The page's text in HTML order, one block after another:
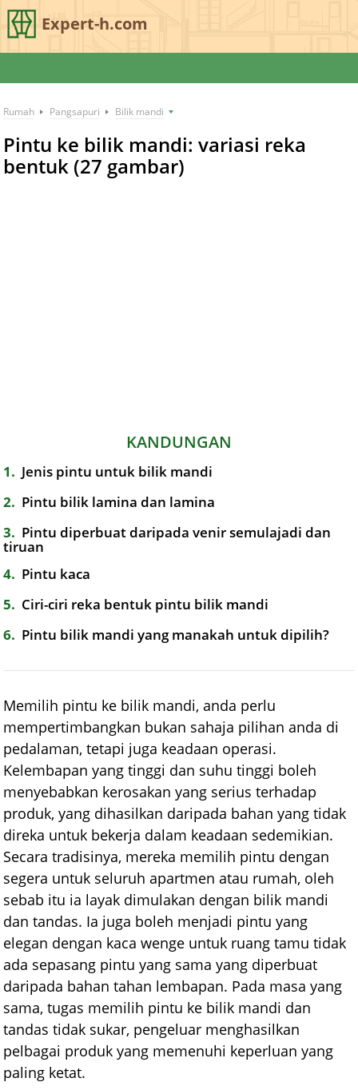
Expert-h.com
Rumah Pangsapuri Bilik mandi
Pintu ke bilik mandi: variasi reka
bentuk (27 gambar)
KANDUNGAN
1
Jenis pintu untuk bilik mandi
2
Pintu bilik lamina dan lamina
3
Pintu diperbuat daripada venir semulajadi dan
tiruan
4
Pintu kaca
5
Ciri-ciri reka bentuk pintu bilik mandi
6
Pintu bilik mandi yang manakah untuk dipilih?
Memilih pintu ke bilik mandi, anda perlu
mempertimbangkan bukan sahaja pilihan anda di
pedalaman, tetapi juga keadaan operasi.
Kelembapan yang tinggi dan suhu tinggi boleh
menyebabkan kerosakan yang serius terhadap
produk, yang dihasilkan daripada bahan yang tidak
direka untuk bekerja dalam keadaan sedemikian.
Secara tradisinya, mereka memilih pintu dengan
segera untuk seluruh apartmen atau rumah, oleh
sebab itu ia layak dimulakan dengan bilik mandi
dan tandas. Ia juga boleh menjadi pintu yang
elegan dengan kaca wenge untuk ruang tamu tidak
ada sepasang pintu yang sama yang diperbuat
daripada bahan tahan lembapan. Pada masa yang
sama, tugas memilih pintu ke bilik mandi dan
tandas tidak sukar, pengeluar menghasilkan
pelbagai produk yang memenuhi keperluan yang
paling ketat.